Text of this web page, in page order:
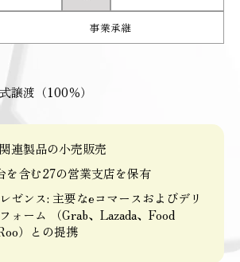
事業承継
譲渡（100％）
連製品の小売販売
含む27の営業支店を保有
ゼンス: 主要なeコマースおよびデリ
ォーム （Grab、Lazada、Food
）との提携